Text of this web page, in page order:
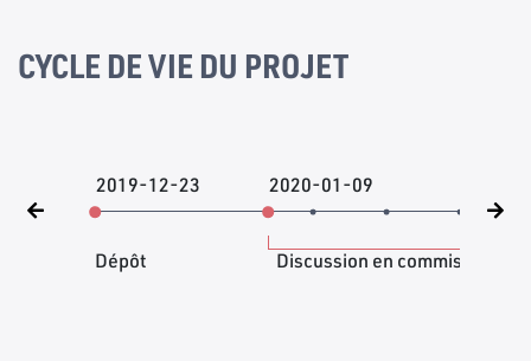
CYCLE DE VIE DU PROJET
2019-12-23
Dépôt
2020-01-09
Discussion en commission